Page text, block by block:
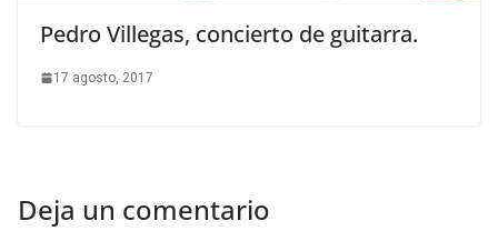
Pedro Villegas, concierto de guitarra.
17 agosto, 2017
Deja un comentario